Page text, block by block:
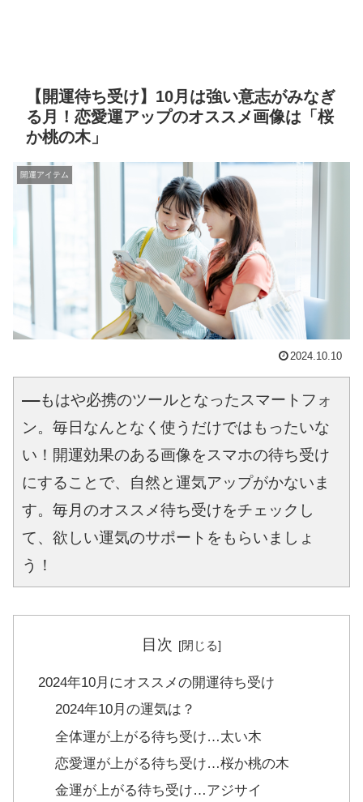
【開運待ち受け】10月は強い意志がみなぎ
る月！恋愛運アップのオススメ画像は「桜
か桃の木」
開運アイテム
2024.10.10
――もはや必携のツールとなったスマートフォ
ン。毎日なんとなく使うだけではもったいな
い！開運効果のある画像をスマホの待ち受け
にすることで、自然と運気アップがかないま
す。毎月のオススメ待ち受けをチェックし
て、欲しい運気のサポートをもらいましょ
う！
目次
2024年10月にオススメの開運待ち受け
2024年10月の運気は？
全体運が上がる待ち受け…太い木
恋愛運が上がる待ち受け…桜か桃の木
金運が上がる待ち受け…アジサイ